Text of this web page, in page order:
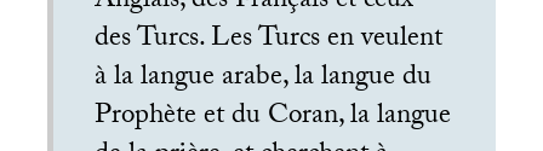
des Turcs. Les Turcs en veulent
à la langue arabe, la langue du
Prophète et du Coran, la langue